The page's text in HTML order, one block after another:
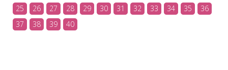
25
26 27 28 29 30 31 32 33 34 35
36
37
38 39 40